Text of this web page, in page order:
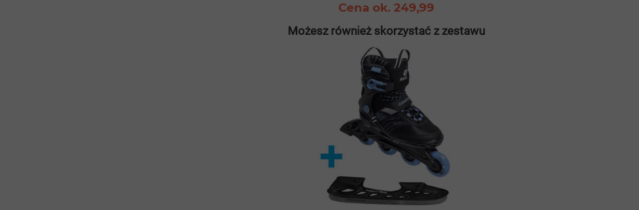
Cena ok. 249,99
Możesz również skorzystać z zestawu